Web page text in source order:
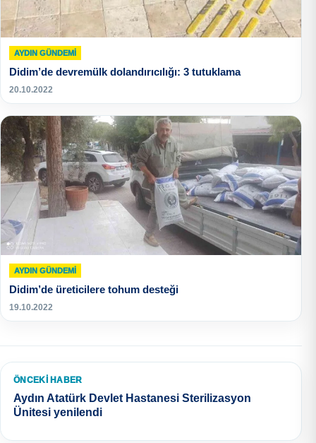
AYDIN GÜNDEMI
Didim’de devremülk dolandırıcılığı: 3 tutuklama
20.10.2022
AYDIN GÜNDEMI
Didim’de üreticilere tohum desteği
19.10.2022
ÖNCEKI HABER
Aydın Atatürk Devlet Hastanesi Sterilizasyon
Ünitesi yenilendi